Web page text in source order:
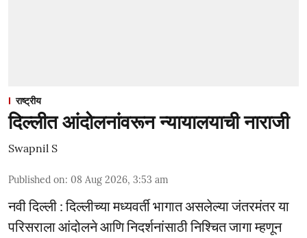
राष्ट्रीय
दिल्लीत आंदोलनांवरून न्यायालयाची नाराजी
Swapnil S
Published on: 08 Aug 2026, 3:53 am
नवी दिल्ली : दिल्लीच्या मध्यवर्ती भागात असलेल्या जंतरमंतर या
परिसराला आंदोलने आणि निदर्शनांसाठी निश्चित जागा म्हणून